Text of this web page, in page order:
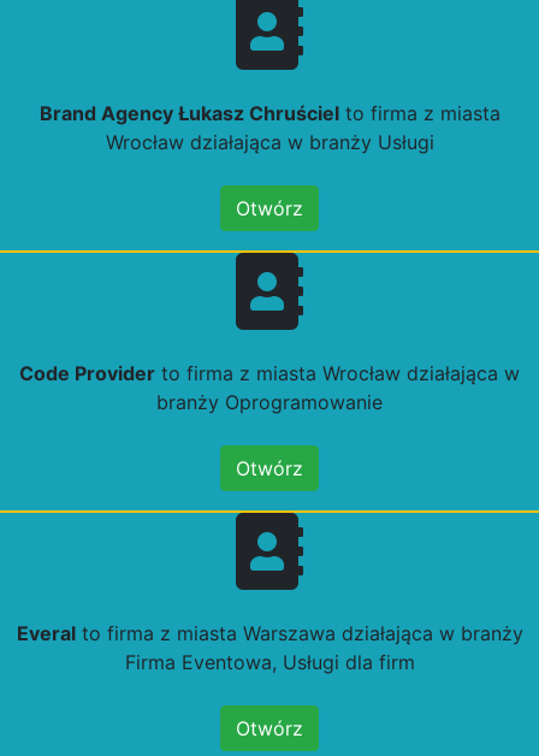
Brand Agency Łukasz Chruścielto firma z miasta
Wrocław działająca w branży Usługi
Otwórz
Code Provider to firma z miasta Wrocław działająca w
branży Oprogramowanie
Otwórz
Everalto firma z miasta Warszawa działająca w branży
Firma Eventowa, Usługi dla firm
Otwórz